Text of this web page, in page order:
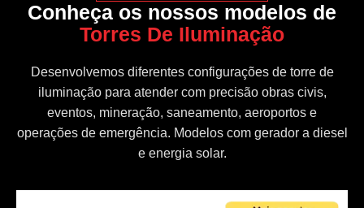
Conheça os nossos modelos de
Torres De Iluminação
Desenvolvemos diferentes configurações de torre de
iluminação para atender com precisão obras civis,
eventos, mineração, saneamento, aeroportos e
operações de emergência. Modelos com gerador a diesel
e energia solar.